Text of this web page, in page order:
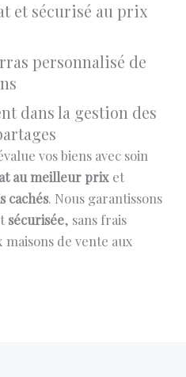
et sécurisé au prix
personnalisé de
dans la gestion des
vos biens avec soin
au meilleur prix et
cachés. Nous garantissons
sécurisée, sans frais
de vente aux